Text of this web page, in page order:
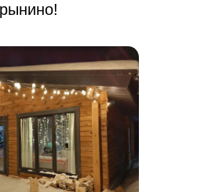
Реквизиты
публичной
оферты